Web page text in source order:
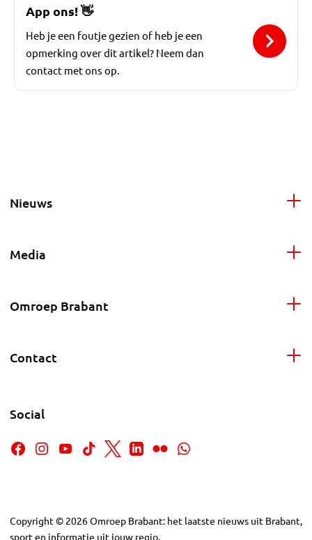
App ons!👋
Heb je een foutje gezien of heb je een
opmerking over dit artikel? Neem dan
contact met ons op.
Nieuws
Media
Omroep Brabant
Contact
Social
Copyright © 2026Omroep Brabant: het laatste nieuws uit Brabant,
sport en informatie uit jouw regio.